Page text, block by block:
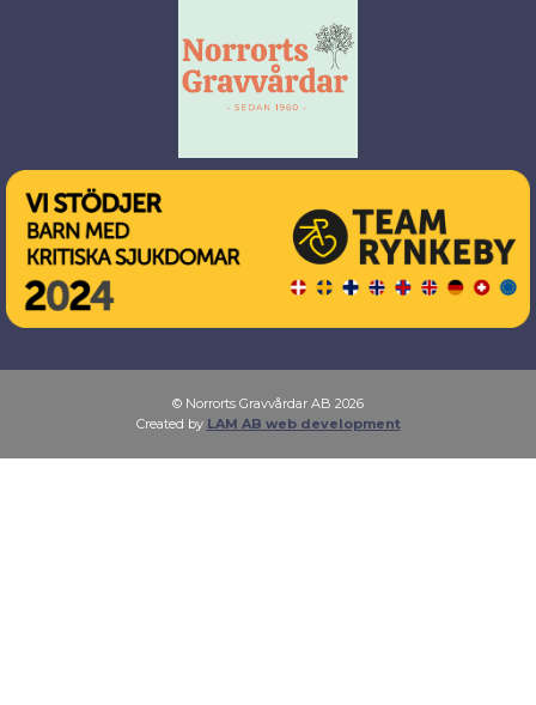
© Norrorts Gravvårdar AB 2026
Created by LAM AB web development